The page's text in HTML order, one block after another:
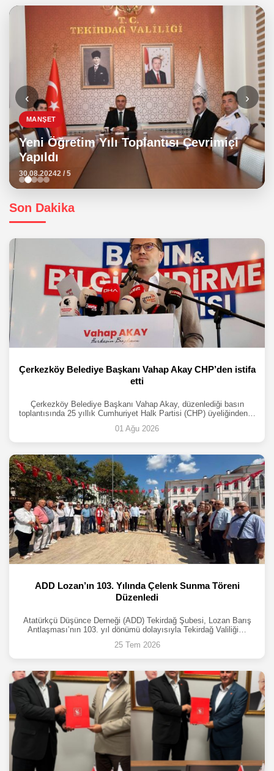
MANŞET
Yeni Öğretim Yılı Toplantısı Çevrimiçi
Yapıldı
30.08.20242 / 5
‹ ›
Son Dakika
Çerkezköy Belediye Başkanı Vahap Akay CHP’den istifa
etti
Çerkezköy Belediye Başkanı Vahap Akay, düzenlediği basın
toplantısında 25 yıllık Cumhuriyet Halk Partisi (CHP) üyeliğinden…
01 Ağu 2026
ADD Lozan’ın 103. Yılında Çelenk Sunma Töreni
Düzenledi
Atatürkçü Düşünce Derneği (ADD) Tekirdağ Şubesi, Lozan Barış
Antlaşması’nın 103. yıl dönümü dolayısıyla Tekirdağ Valiliği…
25 Tem 2026